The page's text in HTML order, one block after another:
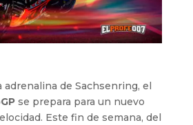
adrenalina de Sachsenring, el
se prepara para un nuevo
Este fin de semana, del